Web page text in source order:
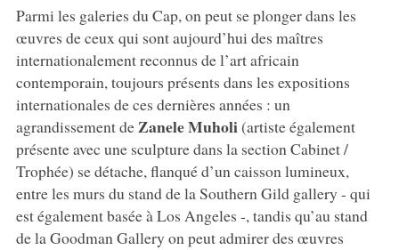
Parmi les galeries du Cap, on peut se plonger dans les
œuvres de ceux qui sont aujourd’hui des maîtres
internationalement reconnus de l’art africain
contemporain, toujours présents dans les expositions
internationales de ces dernières années : un
agrandissement deZanele Muholi(artiste également
présente avec une sculpture dans la section Cabinet /
Trophée) se détache, flanqué d’un caisson lumineux,
entre les murs du stand de la Southern Gild gallery - qui
est également basée à Los Angeles -, tandis qu’au stand
de la Goodman Gallery on peut admirer des œuvres